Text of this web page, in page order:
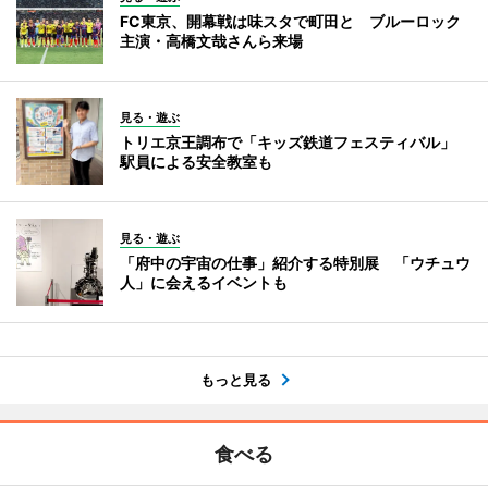
FC東京、開幕戦は味スタで町田と ブルーロック
主演・高橋文哉さんら来場
見る・遊ぶ
トリエ京王調布で「キッズ鉄道フェスティバル」
駅員による安全教室も
見る・遊ぶ
「府中の宇宙の仕事」紹介する特別展 「ウチュウ
人」に会えるイベントも
もっと見る
食べる